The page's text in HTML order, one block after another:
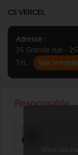
CS VERCEL
Adresse :
35 Grande rue -
Tél. :
Voir le
Vous